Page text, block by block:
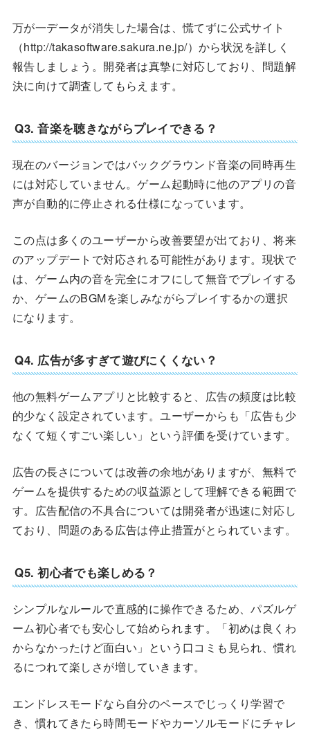
万が一データが消失した場合は、慌てずに公式サイト
（http://takasoftware.sakura.ne.jp/）から状況を詳しく
報告しましょう。開発者は真摯に対応しており、問題解
決に向けて調査してもらえます。
Q3. 音楽を聴きながらプレイできる？
現在のバージョンではバックグラウンド音楽の同時再生
には対応していません。ゲーム起動時に他のアプリの音
声が自動的に停止される仕様になっています。
この点は多くのユーザーから改善要望が出ており、将来
のアップデートで対応される可能性があります。現状で
は、ゲーム内の音を完全にオフにして無音でプレイする
か、ゲームのBGMを楽しみながらプレイするかの選択
になります。
Q4. 広告が多すぎて遊びにくくない？
他の無料ゲームアプリと比較すると、広告の頻度は比較
的少なく設定されています。ユーザーからも「広告も少
なくて短くすごい楽しい」という評価を受けています。
広告の長さについては改善の余地がありますが、無料で
ゲームを提供するための収益源として理解できる範囲で
す。広告配信の不具合については開発者が迅速に対応し
ており、問題のある広告は停止措置がとられています。
Q5. 初心者でも楽しめる？
シンプルなルールで直感的に操作できるため、パズルゲ
ーム初心者でも安心して始められます。「初めは良くわ
からなかったけど面白い」という口コミも見られ、慣れ
るにつれて楽しさが増していきます。
エンドレスモードなら自分のペースでじっくり学習で
き、慣れてきたら時間モードやカーソルモードにチャレ